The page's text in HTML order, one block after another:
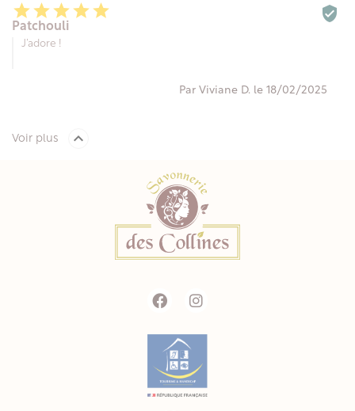

Patchouli
J’adore !

Par Viviane D. le 18/02/2025
Voir plus 